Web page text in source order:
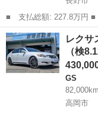
■ 支払総額: 227.8万円 ■ 車両本体価格： 2,130,000 円 ■ メーカ
ー名： レクサス ■ 車
０ Ｆスポーツ スマート
カメラ Ｅ...
長野 長野市 IS
レク
（検
GS
82,000km
高岡市